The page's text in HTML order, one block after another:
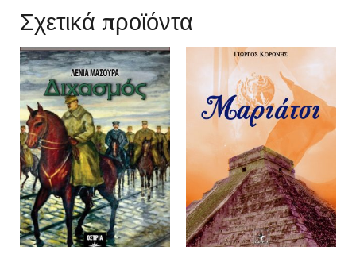
Σχετικά προϊόντα